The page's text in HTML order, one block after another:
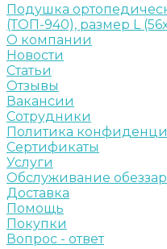
Подушка
(ТОП-940), размер L
О компании
Новости
Статьи
Отзывы
Вакансии
Сотрудники
Политика
Сертификаты
Услуги
Обслуживание
Доставка
Помощь
Покупки
Вопрос - ответ